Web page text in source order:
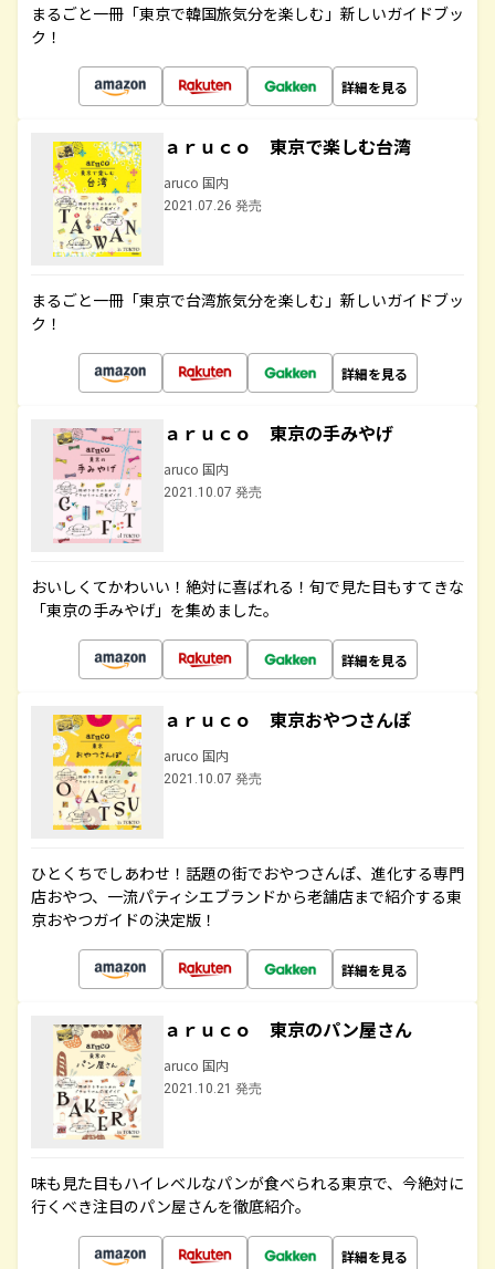
まるごと一冊「東京で韓国旅気分を楽しむ」新しいガイドブッ
ク！
詳細を見る
ａｒｕｃｏ 東京で楽しむ台湾
aruco 国内
2021.07.26 発売
まるごと一冊「東京で台湾旅気分を楽しむ」新しいガイドブッ
ク！
詳細を見る
ａｒｕｃｏ 東京の手みやげ
aruco 国内
2021.10.07 発売
おいしくてかわいい！絶対に喜ばれる！旬で見た目もすてきな
「東京の手みやげ」を集めました。
詳細を見る
ａｒｕｃｏ 東京おやつさんぽ
aruco 国内
2021.10.07 発売
ひとくちでしあわせ！話題の街でおやつさんぽ、進化する専門
店おやつ、一流パティシエブランドから老舗店まで紹介する東
京おやつガイドの決定版！
詳細を見る
ａｒｕｃｏ 東京のパン屋さん
aruco 国内
2021.10.21 発売
味も見た目もハイレベルなパンが食べられる東京で、今絶対に
行くべき注目のパン屋さんを徹底紹介。
詳細を見る